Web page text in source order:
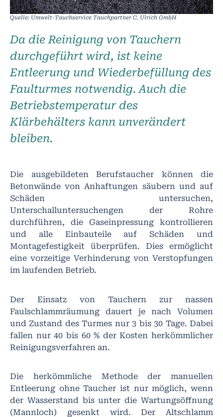
Quelle: Umwelt-Tauchservice Tauchpartner C. Ulrich GmbH
Da die Reinigung von Tauchern
durchgeführt wird, ist keine
Entleerung und Wiederbefüllung des
Faulturmes notwendig. Auch die
Betriebstemperatur des
Klärbehälters kann unverändert
bleiben.
Die ausgebildeten Berufstaucher können die
Betonwände von Anhaftungen säubern und auf
Schäden untersuchen,
Unterschalluntersuchengen der Rohre
durchführen, die Gaseinpressung kontrollieren
und alle Einbauteile auf Schäden und
Montagefestigkeit überprüfen. Dies ermöglicht
eine vorzeitige Verhinderung von Verstopfungen
im laufenden Betrieb.
Der Einsatz von Tauchern zur nassen
Faulschlammräumung dauert je nach Volumen
und Zustand des Turmes nur 3 bis 30 Tage. Dabei
fallen nur 40 bis 60 % der Kosten herkömmlicher
Reinigungsverfahren an.
Die herkömmliche Methode der manuellen
Entleerung ohne Taucher ist nur möglich, wenn
der Wasserstand bis unter die Wartungsöffnung
(Mannloch) gesenkt wird. Der Altschlamm